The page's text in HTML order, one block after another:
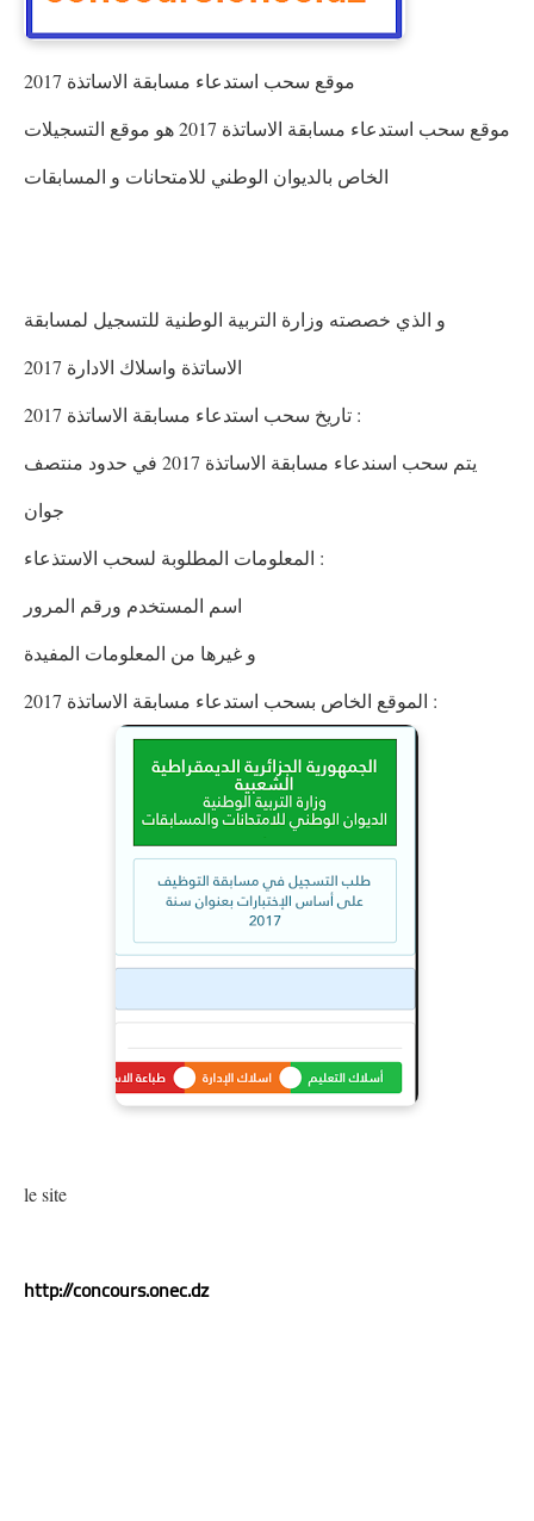
موقع سحب استدعاء مسابقة الاساتذة 2017
موقع سحب استدعاء مسابقة الاساتذة 2017 هو موقع التسجيلات
الخاص بالديوان الوطني للامتحانات و المسابقات
و الذي خصصته وزارة التربية الوطنية للتسجيل لمسابقة
الاساتذة واسلاك الادارة 2017
تاريخ سحب استدعاء مسابقة الاساتذة 2017 :
يتم سحب اسندعاء مسابقة الاساتذة 2017 في حدود منتصف
جوان
المعلومات المطلوبة لسحب الاستذعاء :
اسم المستخدم ورقم المرور
و غيرها من المعلومات المفيدة
الموقع الخاص بسحب استدعاء مسابقة الاساتذة 2017 :
le site
http://concours.onec.dz